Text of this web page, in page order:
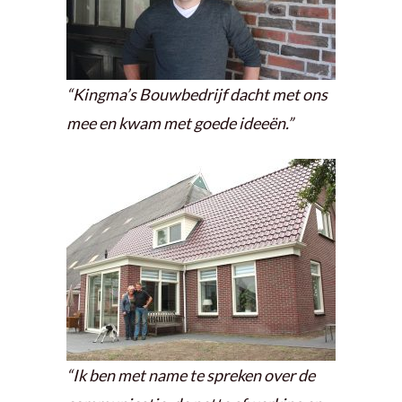
“Kingma’s Bouwbedrijf dacht met ons
mee en kwam met goede ideeën.”
“Ik ben met name te spreken over de